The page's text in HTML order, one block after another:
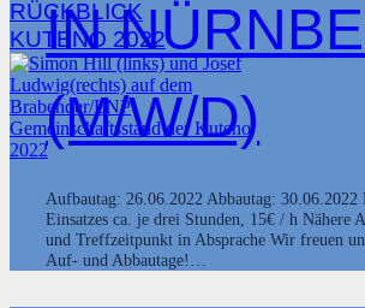
IN
(M/W/D)
Aufbautag: 26.06.2022 Abbautag: 30.06.2022
Einsatzes ca. je drei Stunden, 15€ / h Nähere
und Treffzeitpunkt in Absprache Wir freuen
Auf- und Abbautage!…
RÜCKBLICK
KUTENO 2022